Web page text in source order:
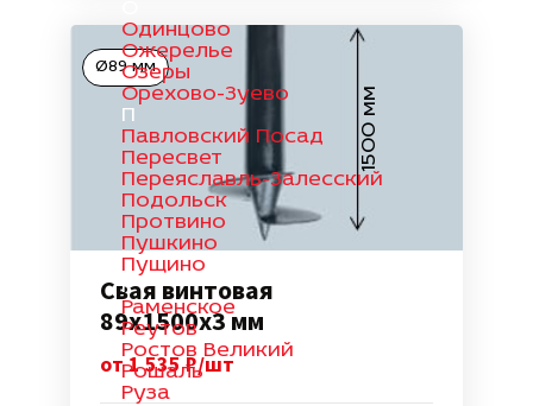
Одинцово
Ожерелье
Озеры
Орехово-Зуево
П
Павловский Посад
Пересвет
Переяславль-Залесский
Подольск
Протвино
Пушкино
Пущино
Р
Раменское
Реутов
Ростов Великий
Рошаль
Руза
1500 мм
Ø89 мм
Свая винтовая
89х1500х3 мм
от 1 535 ₽/шт